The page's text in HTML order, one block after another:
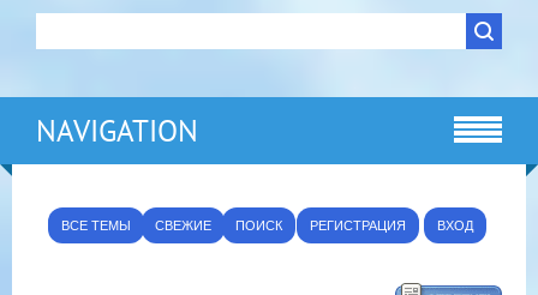
NAVIGATION
ВСЕ ТЕМЫ СВЕЖИЕ ПОИСК РЕГИСТРАЦИЯ ВХОД